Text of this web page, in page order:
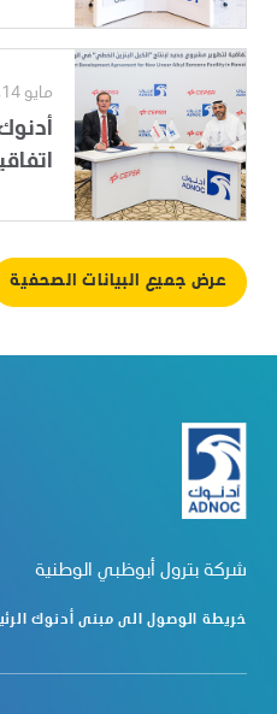
مايو 14, 2018
عرض جميع البيانات الصحفية
شركة بترول أبوظبي الوطنية
خريطة الوصول الى مبنى أدنوك